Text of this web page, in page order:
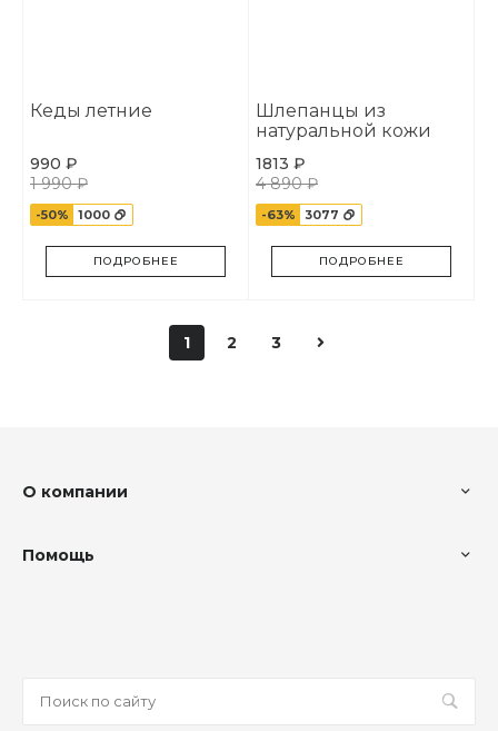
Кеды летние
990 ₽
1 990 ₽
-50% 1000
ПОДРОБНЕЕ
Шлепанцы из
натуральной кожи
1813 ₽
4 890 ₽
-63% 3077
ПОДРОБНЕЕ
1 2 3
О компании
Помощь